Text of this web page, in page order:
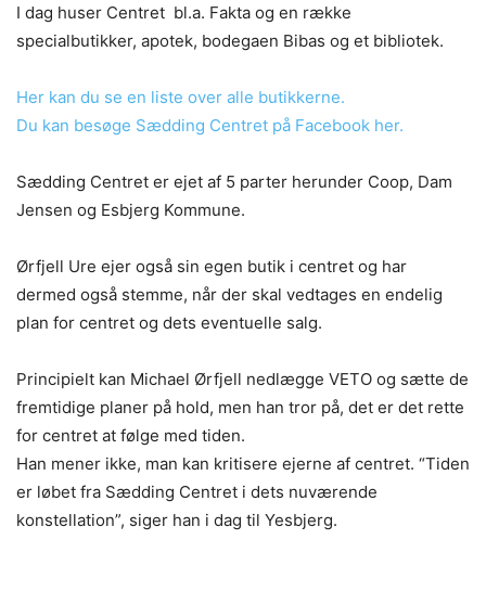
I dag huser Centret bl.a. Fakta og en række
specialbutikker, apotek, bodegaen Bibas og et bibliotek.
Her kan du se en liste over alle butikkerne.
Du kan besøge Sædding Centret på Facebook her.
Sædding Centret er ejet af 5 parter herunder Coop, Dam
Jensen og Esbjerg Kommune.
Ørfjell Ure ejer også sin egen butik i centret og har
dermed også stemme, når der skal vedtages en endelig
plan for centret og dets eventuelle salg.
Principielt kan Michael Ørfjell nedlægge VETO og sætte de
fremtidige planer på hold, men han tror på, det er det rette
for centret at følge med tiden.
Han mener ikke, man kan kritisere ejerne af centret. “Tiden
er løbet fra Sædding Centret i dets nuværende
konstellation”, siger han i dag til Yesbjerg.